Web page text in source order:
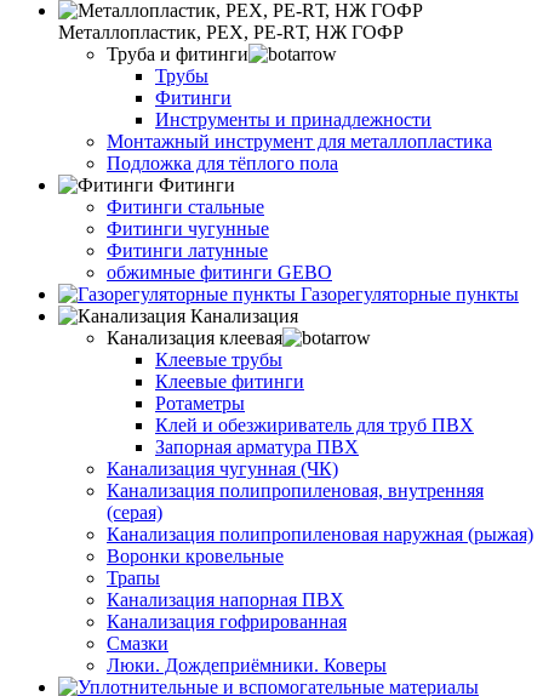
Металлопластик, РЕХ, РЕ-RТ, НЖ ГОФР
Труба и фитинги
Трубы
Фитинги
Инструменты и принадлежности
Монтажный инструмент для металлопластика
Подложка для тёплого пола
Фитинги
Фитинги стальные
Фитинги чугунные
Фитинги латунные
обжимные фитинги GEBO
Газорегуляторные пункты
Канализация
Канализация клеевая
Клеевые трубы
Клеевые фитинги
Ротаметры
Клей и обезжириватель для труб ПВХ
Запорная арматура ПВХ
Канализация чугунная (ЧК)
Канализация полипропиленовая, внутренняя
(серая)
Канализация полипропиленовая наружная (рыжая)
Воронки кровельные
Трапы
Канализация напорная ПВХ
Канализация гофрированная
Смазки
Люки. Дождеприёмники. Коверы